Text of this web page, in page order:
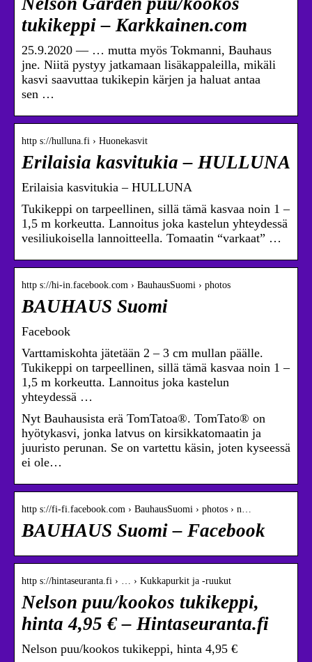
tukikeppi – Karkkainen.com
25.9.2020 — … mutta myös Tokmanni, Bauhaus
jne. Niitä pystyy jatkamaan lisäkappaleilla, mikäli
kasvi saavuttaa tukikepin kärjen ja haluat antaa
sen …
http s://hulluna.fi › Huonekasvit
Erilaisia kasvitukia – HULLUNA
Erilaisia kasvitukia – HULLUNA
Tukikeppi on tarpeellinen, sillä tämä kasvaa noin 1 –
1,5 m korkeutta. Lannoitus joka kastelun yhteydessä
vesiliukoisella lannoitteella. Tomaatin “varkaat” …
http s://hi-in.facebook.com › BauhausSuomi › photos
BAUHAUS Suomi
Facebook
Varttamiskohta jätetään 2 – 3 cm mullan päälle.
Tukikeppi on tarpeellinen, sillä tämä kasvaa noin 1 –
1,5 m korkeutta. Lannoitus joka kastelun
yhteydessä …
Nyt Bauhausista erä TomTatoa®. TomTato® on
hyötykasvi, jonka latvus on kirsikkatomaatin ja
juuristo perunan. Se on vartettu käsin, joten kyseessä
ei ole…
http s://fi-fi.facebook.com › BauhausSuomi › photos › n…
BAUHAUS Suomi – Facebook
http s://hintaseuranta.fi › … › Kukkapurkit ja -ruukut
Nelson puu/kookos tukikeppi,
hinta 4,95 € – Hintaseuranta.fi
Nelson puu/kookos tukikeppi, hinta 4,95 €